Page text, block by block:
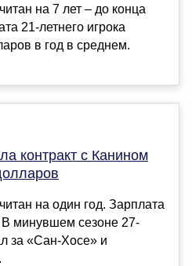
на 7 лет – до конца
21-летнего игрока
в год в среднем.
контракт с Канином
на один год. Зарплата
минувшем сезоне 27-
за «Сан-Хосе» и